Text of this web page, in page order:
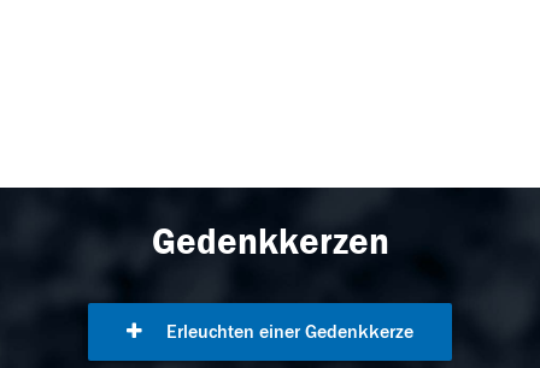
Gedenkkerzen
Erleuchten einer Gedenkkerze